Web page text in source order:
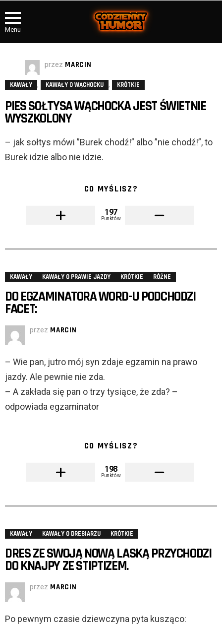
Menu
przez MARCIN
KAWAŁY , KAWAŁY O WĄCHOCKU , KRÓTKIE
PIES SOŁTYSA WĄCHOCKA JEST ŚWIETNIE
WYSZKOLONY
– jak sołtys mówi ”Burek chodź!” albo ”nie chodź!”, to
Burek idzie albo nie idzie.
CO MYŚLISZ?
197
Punktów
KAWAŁY KAWAŁY O PRAWIE JAZDY KRÓTKIE RÓŻNE
DO EGZAMINATORA WORD-U PODCHODZI
FACET:
przez MARCIN
– Wie pan, jutro mój syn zdaje egzamin na prawo
jazdy. Ale pewnie nie zda.
– A zakłada się pan o trzy tysiące, że zda? –
odpowiada egzaminator
CO MYŚLISZ?
198
Punktów
KAWAŁY KAWAŁY O DRESIARZU KRÓTKIE
DRES ZE SWOJĄ NOWĄ LASKĄ PRZYCHODZI
DO KNAJPY ZE STIPTIZEM.
przez MARCIN
Po pewnym czasie dziewczyna pyta kusząco: